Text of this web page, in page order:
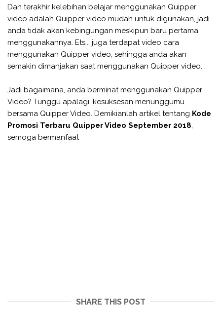
Dan terakhir kelebihan belajar menggunakan Quipper
video adalah Quipper video mudah untuk digunakan, jadi
anda tidak akan kebingungan meskipun baru pertama
menggunakannya. Ets... juga terdapat video cara
menggunakan Quipper video, sehingga anda akan
semakin dimanjakan saat menggunakan Quipper video.
Jadi bagaimana, anda berminat menggunakan Quipper
Video? Tunggu apalagi, kesuksesan menunggumu
bersama Quipper Video. Demikianlah artikel tentang Kode
Promosi Terbaru Quipper Video September 2018,
semoga bermanfaat
SHARE THIS POST